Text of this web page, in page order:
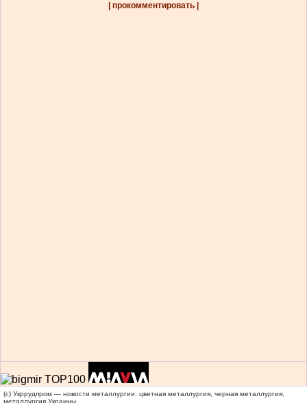
| прокомментировать |
(c) Укррудпром — новости металлургии: цветная металлургия, черная металлургия,